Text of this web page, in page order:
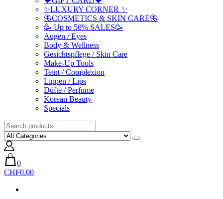
✨LUXURY CORNER ✨
🦋COSMETICS & SKIN CARE🦋
🥳 Up to 50% SALES🥳
Augen / Eyes
Body & Wellness
Gesichtspflege / Skin Care
Make-Up Tools
Teint / Complexion
Lippen / Lips
Düfte / Perfume
Korean Beauty
Specials
0
CHF0.00